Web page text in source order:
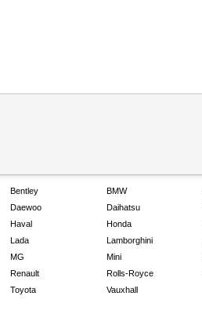
Bentley BMW
Daewoo Daihatsu
Haval Honda
Lada Lamborghini
MG Mini
Renault Rolls-Royce
Toyota Vauxhall